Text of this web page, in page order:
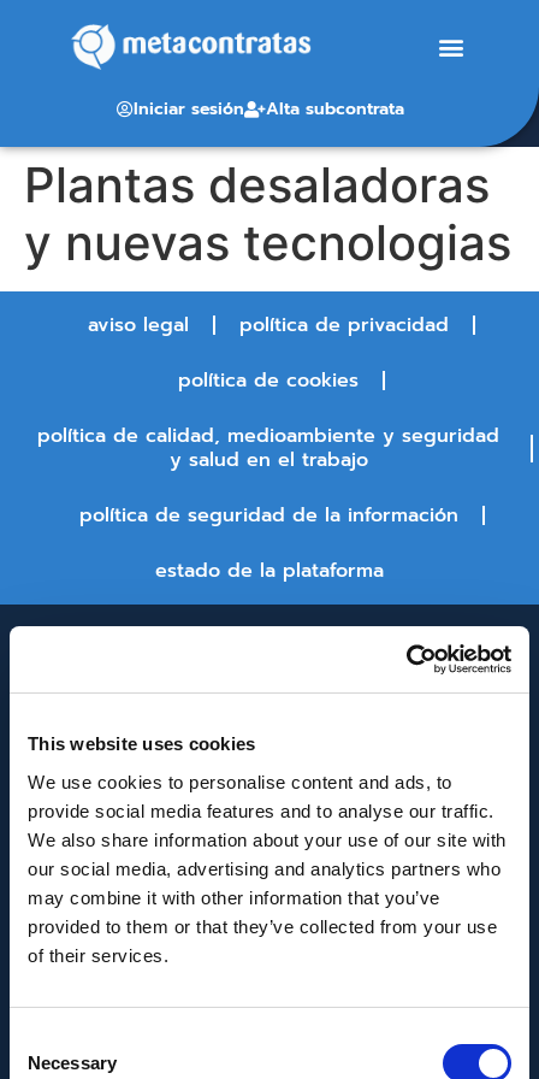
This website uses cookies
We use cookies to personalise content and ads, to
provide social media features and to analyse our traffic.
We also share information about your use of our site with
our social media, advertising and analytics partners who
may combine it with other information that you’ve
provided to them or that they’ve collected from your use
of their services.
Selection
Necessary
Iniciar sesión Alta subcontrata
Plantas desaladoras
y nuevas tecnologias
aviso legal
política de privacidad
política de cookies
política de calidad, medioambiente y seguridad
y salud en el trabajo
política de seguridad de la información
estado de la plataforma
INNOVACIÓN Y DESARROLLO DE ANDALUCÍA
IDEA
Se ha recibido un incentivo de la Agencia de
Innovación y Desarrollo de Andalucía IDEA, de la
43.802,59€, cofinanciado en un 80% por la Unión